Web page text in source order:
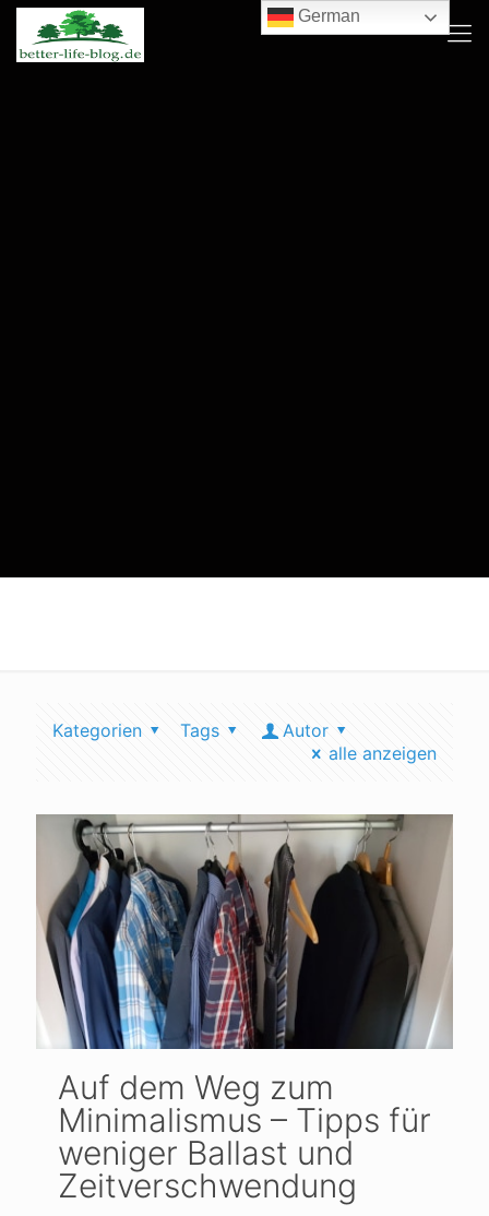
Kategorien Tags
Autor
alle anzeigen
Auf dem Weg zum
Minimalismus – Tipps für
weniger Ballast und
Zeitverschwendung
German